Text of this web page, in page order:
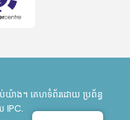
ប់យ៉ាង។ គេហទំព័រដោយ ប្រព័ន្ធ
IPC.